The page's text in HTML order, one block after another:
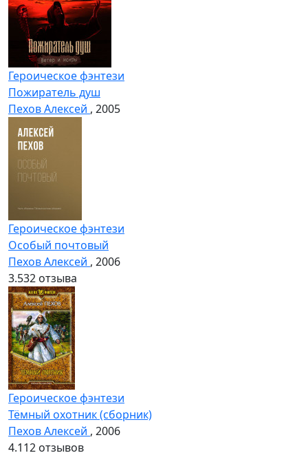
Героическое фэнтези
Пожиратель душ
Пехов Алексей , 2005
Героическое фэнтези
Особый почтовый
Пехов Алексей , 2006
3.532 отзыва
Героическое фэнтези
Тёмный охотник (сборник)
Пехов Алексей , 2006
4.112 отзывов